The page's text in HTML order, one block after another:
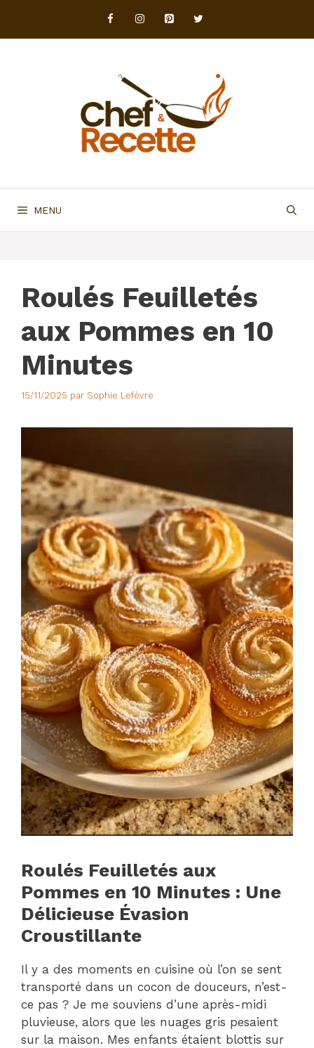
contenu
MENU
Roulés Feuilletés
aux Pommes en 10
Minutes
15/11/2025 par Sophie Lefèvre
Roulés Feuilletés aux
Pommes en 10 Minutes : Une
Délicieuse Évasion
Croustillante
Il y a des moments en cuisine où l’on se sent
transporté dans un cocon de douceurs, n’est-
ce pas ? Je me souviens d’une après-midi
pluvieuse, alors que les nuages gris pesaient
sur la maison. Mes enfants étaient blottis sur